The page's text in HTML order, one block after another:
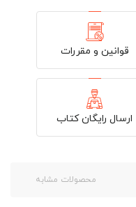
قوانین و مقررات
ارسال رایگان کتاب
محصولات مشابه